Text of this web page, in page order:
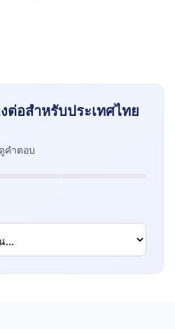
ต่อสำหรับประเทศไทย
คำตอบ